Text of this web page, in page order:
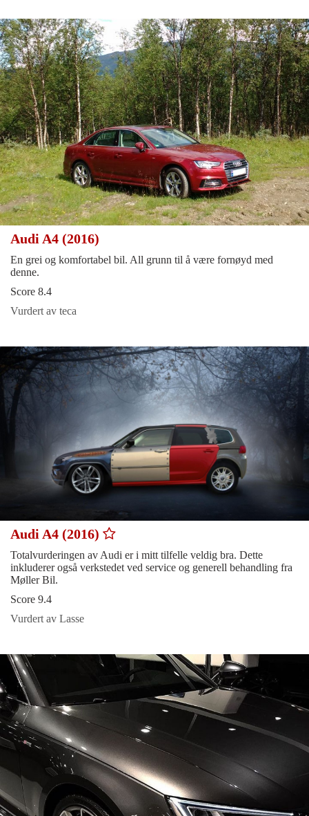
Audi A4 (2016)
En grei og komfortabel bil. All grunn til å være fornøyd med
denne.
Score 8.4
Vurdert av teca
Audi A4 (2016)
Totalvurderingen av Audi er i mitt tilfelle veldig bra. Dette
inkluderer også verkstedet ved service og generell behandling fra
Møller Bil.
Score 9.4
Vurdert av Lasse